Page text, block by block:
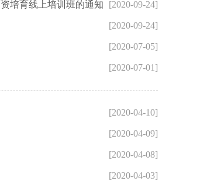
培育线上培训班的通知 [2020-09-24]
[2020-09-24]
[2020-07-05]
[2020-07-01]
[2020-04-10]
[2020-04-09]
[2020-04-08]
[2020-04-03]